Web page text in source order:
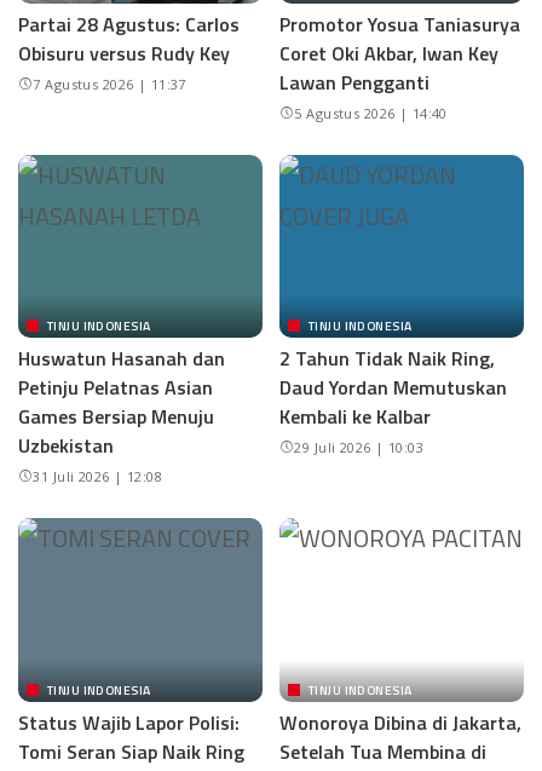
Partai 28 Agustus: Carlos
Obisuru versus Rudy Key
7 Agustus 2026 | 11:37
Promotor Yosua Taniasurya
Coret Oki Akbar, Iwan Key
Lawan Pengganti
5 Agustus 2026 | 14:40
TINJU INDONESIA
Huswatun Hasanah dan
Petinju Pelatnas Asian
Games Bersiap Menuju
Uzbekistan
31 Juli 2026 | 12:08
TINJU INDONESIA
2 Tahun Tidak Naik Ring,
Daud Yordan Memutuskan
Kembali ke Kalbar
29 Juli 2026 | 10:03
TINJU INDONESIA
Status Wajib Lapor Polisi:
Tomi Seran Siap Naik Ring
TINJU INDONESIA
Wonoroya Dibina di Jakarta,
Setelah Tua Membina di